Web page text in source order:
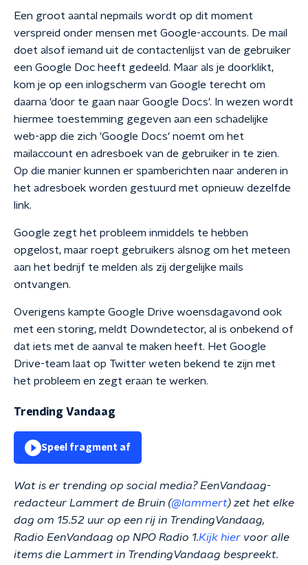
Een groot aantal nepmails wordt op dit moment
verspreid onder mensen met Google-accounts. De mail
doet alsof iemand uit de contactenlijst van de gebruiker
een Google Doc heeft gedeeld. Maar als je doorklikt,
kom je op een inlogscherm van Google terecht om
daarna 'door te gaan naar Google Docs'. In wezen wordt
hiermee toestemming gegeven aan een schadelijke
web-app die zich 'Google Docs' noemt om het
mailaccount en adresboek van de gebruiker in te zien.
Op die manier kunnen er spamberichten naar anderen in
het adresboek worden gestuurd met opnieuw dezelfde
link.
Google zegt het probleem inmiddels te hebben
opgelost, maar roept gebruikers alsnog om het meteen
aan het bedrijf te melden als zij dergelijke mails
ontvangen.
Overigens kampte Google Drive woensdagavond ook
met een storing, meldt Downdetector, al is onbekend of
dat iets met de aanval te maken heeft. Het Google
Drive-team laat op Twitter weten bekend te zijn met
het probleem en zegt eraan te werken.
Trending Vandaag
Speel fragment af
Wat is er trending op social media? EenVandaag-
redacteur Lammert de Bruin (@lammert) zet het elke
dag om 15.52 uur op een rij in TrendingVandaag,
Radio EenVandaag op NPO Radio 1.Kijk hier voor alle
items die Lammert in TrendingVandaag bespreekt.